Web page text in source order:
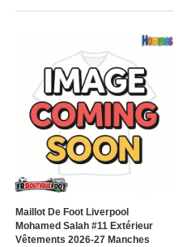
Maillot De Foot Liverpool
Mohamed Salah #11 Extérieur
Vêtements 2026-27 Manches